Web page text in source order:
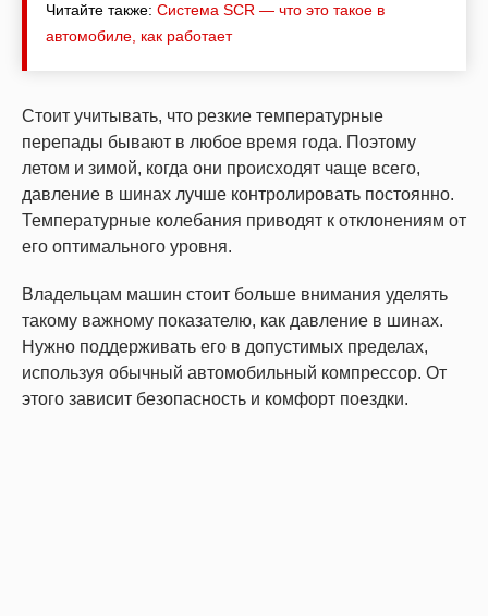
Читайте также: Система SCR — что это такое в
автомобиле, как работает
Стоит учитывать, что резкие температурные
перепады бывают в любое время года. Поэтому
летом и зимой, когда они происходят чаще всего,
давление в шинах лучше контролировать постоянно.
Температурные колебания приводят к отклонениям от
его оптимального уровня.
Владельцам машин стоит больше внимания уделять
такому важному показателю, как давление в шинах.
Нужно поддерживать его в допустимых пределах,
используя обычный автомобильный компрессор. От
этого зависит безопасность и комфорт поездки.